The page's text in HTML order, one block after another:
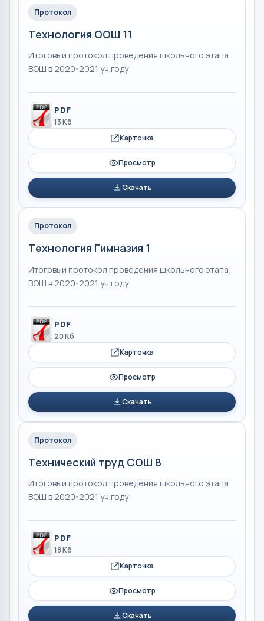
Протокол
Технология ООШ 11
Итоговый протокол проведения школьного этапа
ВОШ в 2020-2021 уч.году
PDF
13 Кб
Карточка
Просмотр
Скачать
Протокол
Технология Гимназия 1
Итоговый протокол проведения школьного этапа
ВОШ в 2020-2021 уч.году
PDF
20 Кб
Карточка
Просмотр
Скачать
Протокол
Технический труд СОШ 8
Итоговый протокол проведения школьного этапа
ВОШ в 2020-2021 уч.году
PDF
18 Кб
Карточка
Просмотр
Скачать